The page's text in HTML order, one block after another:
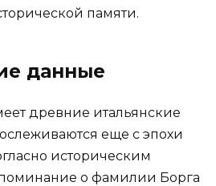
памяти.
данные
древние итальянские
еще с эпохи
историческим
о фамилии Борга